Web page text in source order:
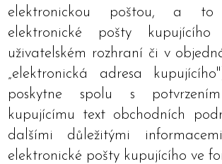
elektronickou poštou, a
elektronické pošty
uživatelském rozhraní či v
„elektronická adresa
poskytne spolu s
kupujícímu text obchodních
dalšími důležitými
elektronické pošty kupujícího ve